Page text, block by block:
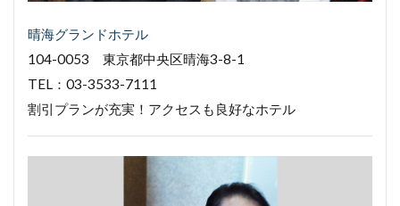
晴海グランドホテル
104-0053 東京都中央区晴海3-8-1
TEL：03-3533-7111
割引プランが充実！アクセスも良好なホテル